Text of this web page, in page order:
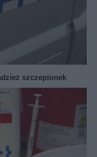
szczepionek